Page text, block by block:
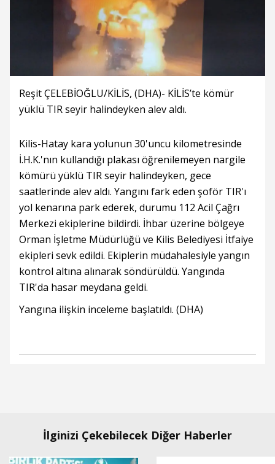
Reşit ÇELEBİOĞLU/KİLİS, (DHA)- KİLİS’te kömür
yüklü TIR seyir halindeyken alev aldı.
Kilis-Hatay kara yolunun 30'uncu kilometresinde
İ.H.K.'nın kullandığı plakası öğrenilemeyen nargile
kömürü yüklü TIR seyir halindeyken, gece
saatlerinde alev aldı. Yangını fark eden şoför TIR'ı
yol kenarına park ederek, durumu 112 Acil Çağrı
Merkezi ekiplerine bildirdi. İhbar üzerine bölgeye
Orman İşletme Müdürlüğü ve Kilis Belediyesi İtfaiye
ekipleri sevk edildi. Ekiplerin müdahalesiyle yangın
kontrol altına alınarak söndürüldü. Yangında
TIR'da hasar meydana geldi.
Yangına ilişkin inceleme başlatıldı. (DHA)
İlginizi Çekebilecek Diğer Haberler